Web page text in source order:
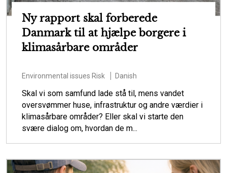
Ny rapport skal forberede
Danmark til at hjælpe borgere i
klimasårbare områder
Environmental issues Risk Danish
Skal vi som samfund lade stå til, mens vandet
oversvømmer huse, infrastruktur og andre værdier i
klimasårbare områder? Eller skal vi starte den
svære dialog om, hvordan de m...